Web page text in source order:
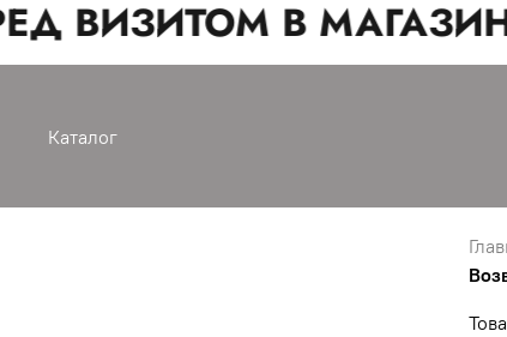
ВИЗИТОМ В МАГАЗИН
Каталог